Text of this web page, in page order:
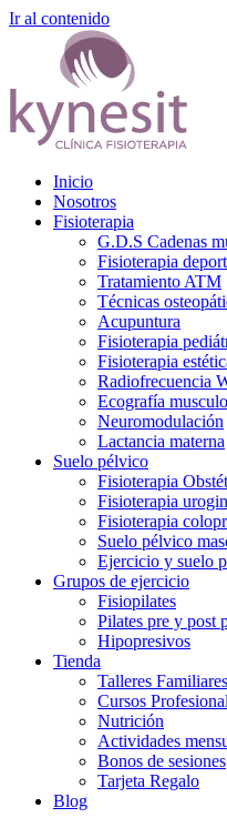
Ir al contenido
Inicio
Nosotros
Fisioterapia
G.D.S Cadenas
Fisioterapia
Tratamiento ATM
Técnicas
Acupuntura
Fisioterapia
Fisioterapia
Radiofrecuencia
Ecografía
Neuromodulación
Lactancia materna
Suelo pélvico
Fisioterapia
Fisioterapia
Fisioterapia
Suelo pélvico
Ejercicio y suelo
Grupos de ejercicio
Fisiopilates
Pilates pre y post
Hipopresivos
Tienda
Talleres Familiares
Cursos
Nutrición
Actividades
Bonos de sesiones
Tarjeta Regalo
Blog